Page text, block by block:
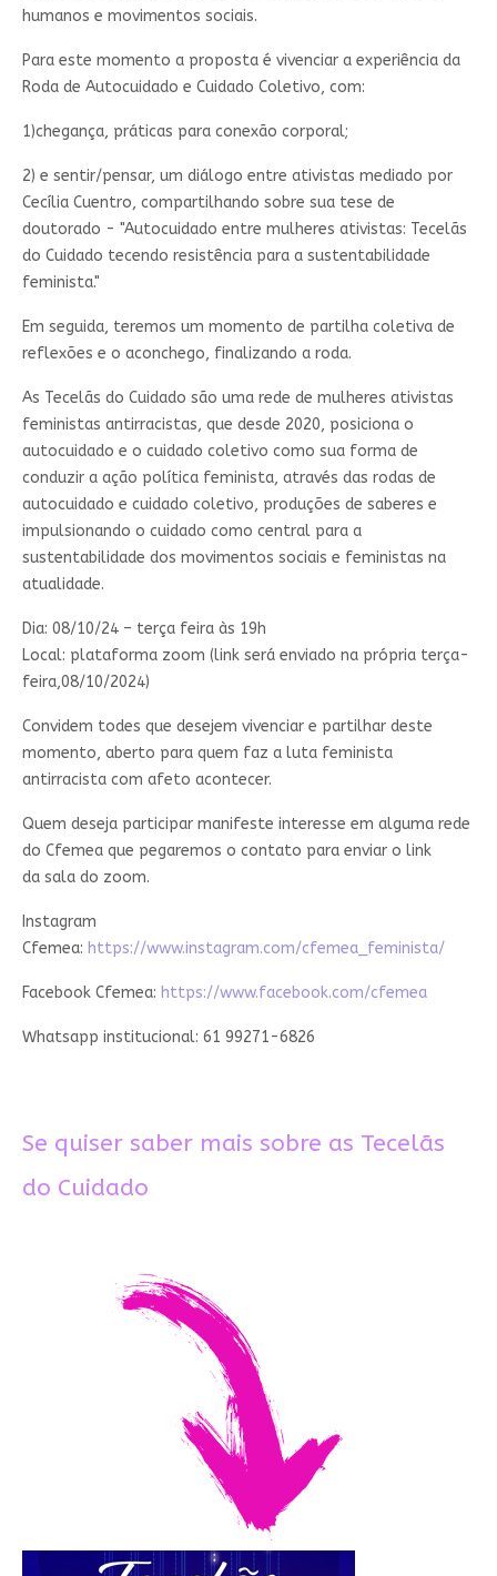
humanos e movimentos sociais.
Para este momento a proposta é vivenciar a experiência da
Roda de Autocuidado e Cuidado Coletivo, com:
1)chegança, práticas para conexão corporal;
2) e sentir/pensar, um diálogo entre ativistas mediado por
Cecília Cuentro, compartilhando sobre sua tese de
doutorado - "Autocuidado entre mulheres ativistas: Tecelãs
do Cuidado tecendo resistência para a sustentabilidade
feminista."
Em seguida, teremos um momento de partilha coletiva de
reflexões e o aconchego, finalizando a roda.
As Tecelãs do Cuidado são uma rede de mulheres ativistas
feministas antirracistas, que desde 2020, posiciona o
autocuidado e o cuidado coletivo como sua forma de
conduzir a ação política feminista, através das rodas de
autocuidado e cuidado coletivo, produções de saberes e
impulsionando o cuidado como central para a
sustentabilidade dos movimentos sociais e feministas na
atualidade.
Dia: 08/10/24 – terça feira às 19h
Local: plataforma zoom (link será enviado na própria terça-
feira,08/10/2024)
Convidem todes que desejem vivenciar e partilhar deste
momento, aberto para quem faz a luta feminista
antirracista com afeto acontecer.
Quem deseja participar manifeste interesse em alguma rede
do Cfemea que pegaremos o contato para enviar o link
da sala do zoom.
Instagram
Cfemea: https://www.instagram.com/cfemea_feminista/
Facebook Cfemea: https://www.facebook.com/cfemea
Whatsapp institucional: 61 99271-6826
Se quiser saber mais sobre as Tecelãs
do Cuidado